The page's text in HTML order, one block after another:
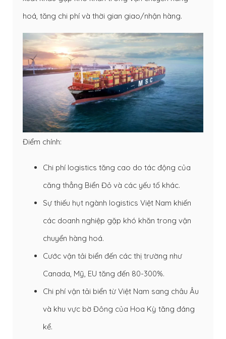
hoá, tăng chi phí và thời gian giao/nhận hàng.
Điểm chính:
Chi phí logistics tăng cao do tác động của
căng thẳng Biển Đỏ và các yếu tố khác.
Sự thiếu hụt ngành logistics Việt Nam khiến
các doanh nghiệp gặp khó khăn trong vận
chuyển hàng hoá.
Cước vận tải biển đến các thị trường như
Canada, Mỹ, EU tăng đến 80-300%.
Chi phí vận tải biển từ Việt Nam sang châu Âu
và khu vực bờ Đông của Hoa Kỳ tăng đáng
kể.